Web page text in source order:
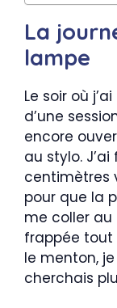
La
lampe
Le soir où
d’une
encore
au stylo.
centimètres
pour que la
me coller au
frappée tout
le menton,
cherchais